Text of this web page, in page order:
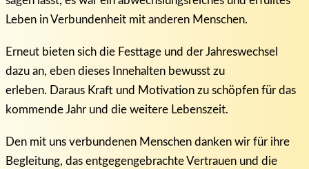
Leben in Verbundenheit mit anderen Menschen.
Erneut bieten sich die Festtage und der Jahreswechsel
dazu an, eben dieses Innehalten bewusst zu
erleben. Daraus Kraft und Motivation zu schöpfen für das
kommende Jahr und die weitere Lebenszeit.
Den mit uns verbundenen Menschen danken wir für ihre
Begleitung, das entgegengebrachte Vertrauen und die